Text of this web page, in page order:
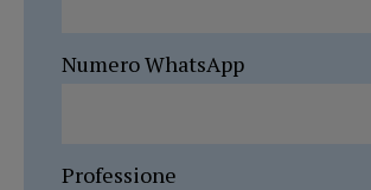
Numero WhatsApp
Professione